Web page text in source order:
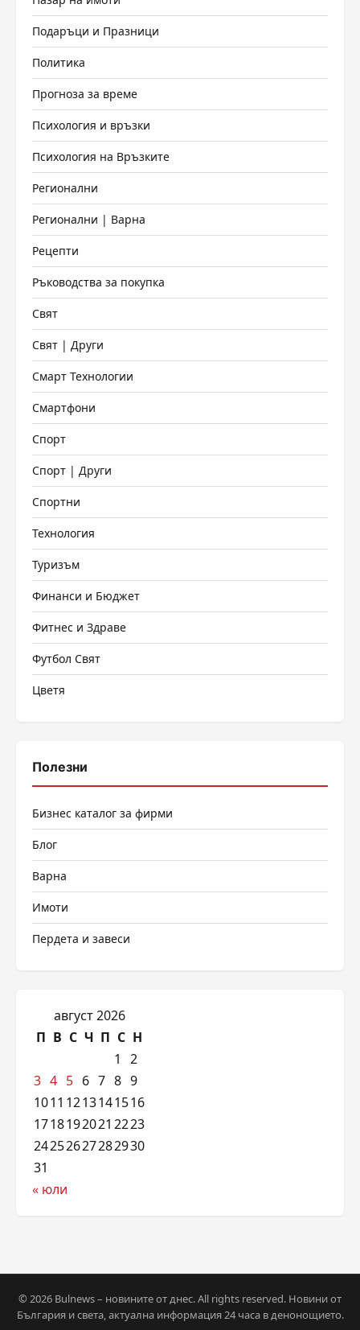
Подаръци и Празници
Политика
Прогноза за време
Психология и връзки
Психология на Връзките
Регионални
Регионални | Варна
Рецепти
Ръководства за покупка
Свят
Свят | Други
Смарт Технологии
Смартфони
Спорт
Спорт | Други
Спортни
Технология
Туризъм
Финанси и Бюджет
Фитнес и Здраве
Футбол Свят
Цветя
Полезни
Бизнес каталог за фирми
Блог
Варна
Имоти
Пердета и завеси
август 2026
П В С Ч П С Н
1
2
3 4 5 6 7 8 9
1011 1213141516
1718192021 2223
24252627282930
31
« юли
© 2026 Bulnews – новините от днес. All rights reserved. Новини от
България и света, актуална информация 24 часа в денонощието.